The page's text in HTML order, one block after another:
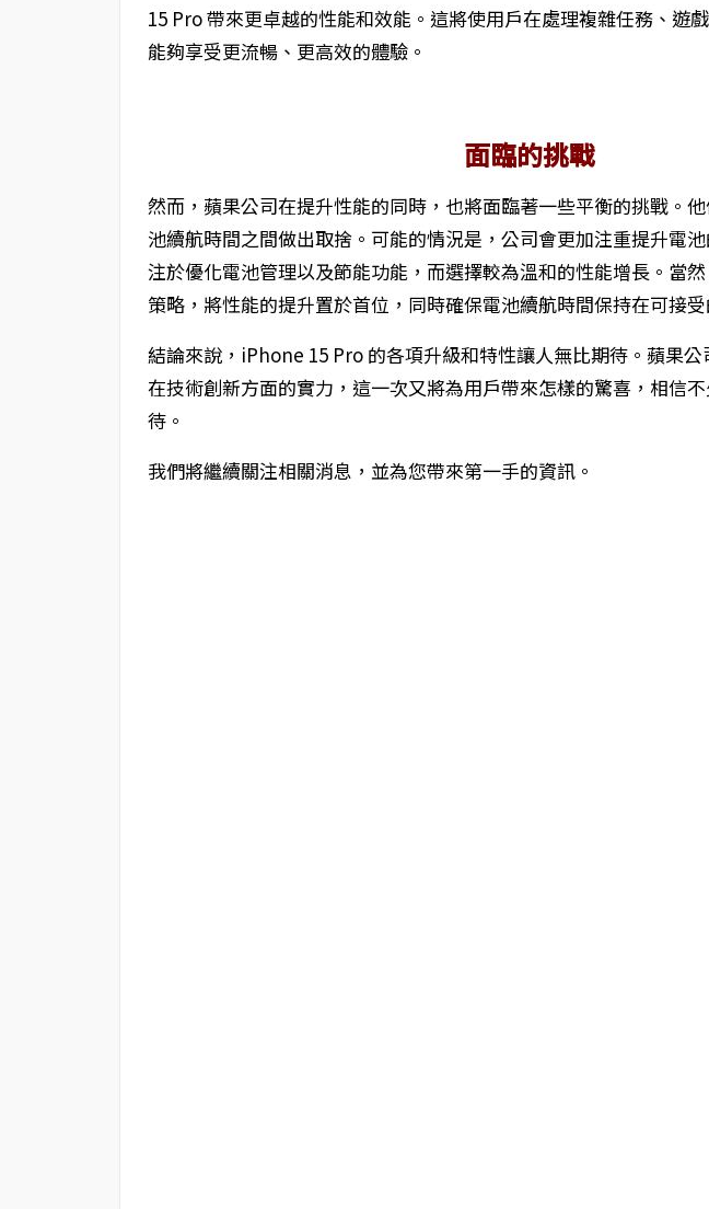
15 Pro 帶來更卓越的性能和效能。這將使用戶在處理複雜任務、遊
能夠享受更流暢、更高效的體驗。
面臨的挑戰
然而，蘋果公司在提升性能的同時，也將面臨著一些平衡的挑戰。
池續航時間之間做出取捨。可能的情況是，公司會更加注重提升電
注於優化電池管理以及節能功能，而選擇較為溫和的性能增長。當
策略，將性能的提升置於首位，同時確保電池續航時間保持在可接受
結論來說，iPhone 15 Pro 的各項升級和特性讓人無比期待。蘋果
在技術創新方面的實力，這一次又將為用戶帶來怎樣的驚喜，相信
待。
我們將繼續關注相關消息，並為您帶來第一手的資訊。